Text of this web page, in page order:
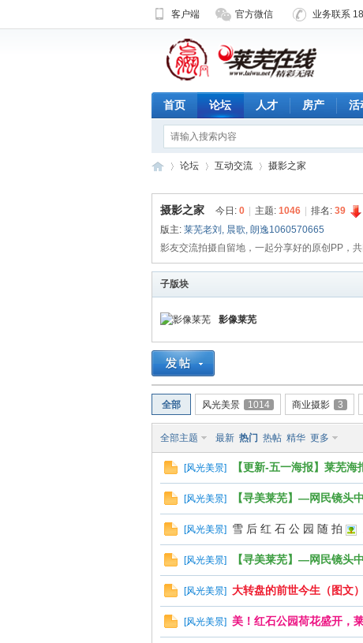
客户端 官方微信 业务联系
首页 论坛 人才 房产 活
济
南
»
论坛
›
互动交流
›
摄影之家
摄影之家 今日: 0 主题: 1046 排名: 39
版主: 莱芜老刘 , 晨歌, 朗逸1060570665
影友交流拍摄自留地，一起分享好的原创PP，
子版块
影像莱芜
全部 风光美景 1014 商业摄影 3
全部主题 最新 热门 热帖 精华 更多
[风光美景] 【更新-五一海报】莱芜
[风光美景] 【寻美莱芜】—网民镜头
[风光美景] 雪 后 红 石 公 园 随 拍
[风光美景] 【寻美莱芜】—网民镜头
[风光美景] 大转盘的前世今生（图文
[风光美景] 美！红石公园荷花盛开，